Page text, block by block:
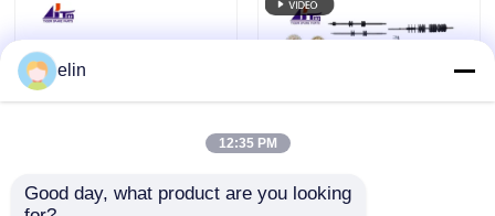
1750220022 Wincor Cineo VS
elin
12:35 PM
Good day, what product are you looking